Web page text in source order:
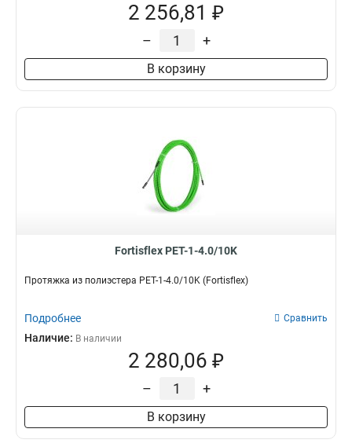
2 256,81 ₽
– +
В корзину
Fortisflex PET-1-4.0/10K
Протяжка из полиэстера PET-1-4.0/10K (Fortisflex)
Подробнее Сравнить
Наличие: В наличии
2 280,06 ₽
– +
В корзину